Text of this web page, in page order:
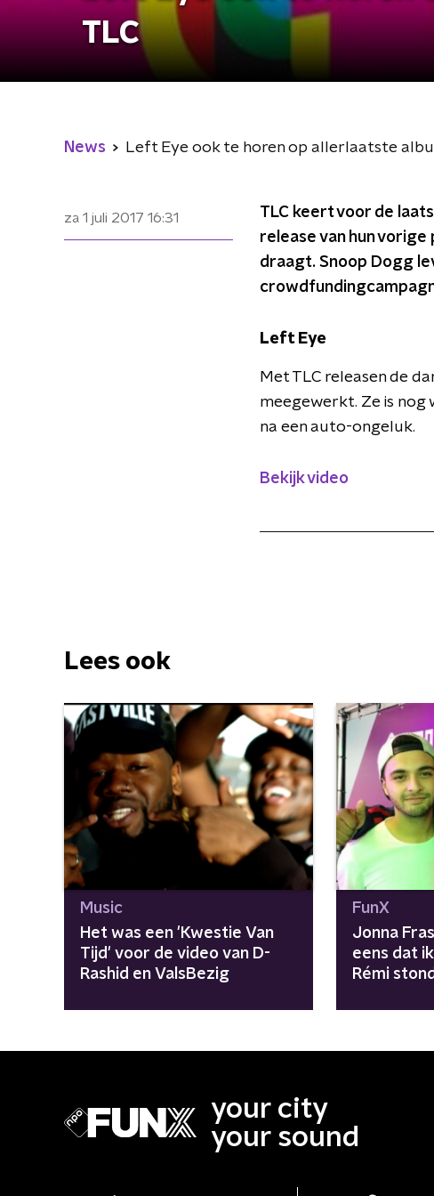
TLC
News Left Eye ook te horen op allerlaatste
za 1 juli 2017 16:31
TLC keert voor de
release van hun
draagt. Snoop Dogg
Left Eye
Met TLC releasen de
meegewerkt. Ze is nog
na een auto-ongeluk.
Bekijk video
Lees ook
Music
Het was een 'Kwestie Van
Tijd' voor de video van D-
Rashid en ValsBezig
FunX
Jonna
eens dat
Rémi
your city
your sound